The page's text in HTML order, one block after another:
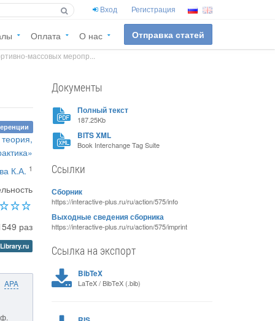
Вход Регистрация
Оплата О нас Отправка статей
массовых меропр...
К.А. 1
раз
APA
Документы
Полный текст
187.25Kb
BITS XML
Book Interchange Tag Suite
Ссылки
Сборник
https://interactive-plus.ru/ru/action/575/info
Выходные сведения сборника
https://interactive-plus.ru/ru/action/575/imprint
Ссылка на экспорт
BibTeX
LaTeX / BibTeX (.bib)